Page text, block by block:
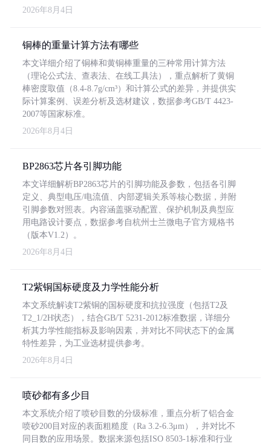
2026年8月4日
铜棒的重量计算方法有哪些
本文详细介绍了铜棒和黄铜棒重量的三种常用计算方法
（理论公式法、查表法、在线工具法），重点解析了黄铜
棒密度取值（8.4-8.7g/cm³）和计算公式的差异，并提供实
际计算案例、误差分析及选材建议，数据参考GB/T 4423-
2007等国家标准。
2026年8月4日
BP2863芯片各引脚功能
本文详细解析BP2863芯片的引脚功能及参数，包括各引脚
定义、典型电压/电流值、内部逻辑关系等核心数据，并附
引脚参数对照表。内容涵盖驱动配置、保护机制及典型应
用电路设计要点，数据参考自杭州士兰微电子官方规格书
（版本V1.2）。
2026年8月4日
T2紫铜国标硬度及力学性能分析
本文系统解读T2紫铜的国标硬度和抗拉强度（包括T2及
T2_1/2H状态），结合GB/T 5231-2012标准数据，详细分
析其力学性能指标及影响因素，并对比不同状态下的金属
特性差异，为工业选材提供参考。
2026年8月4日
喷砂都有多少目
本文系统介绍了喷砂目数的分级标准，重点分析了铝合金
喷砂200目对应的表面粗糙度（Ra 3.2-6.3μm），并对比不
同目数的应用场景。数据来源包括ISO 8503-1标准和行业